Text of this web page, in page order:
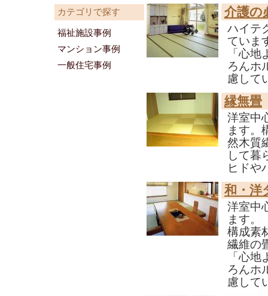
カテゴリで探す
福祉施設事例
マンション事例
一般住宅事例
介護の
ハイテ
ていま
「心
ろんホ
慮して
縁無畳
洋室中
ます。
然木質
して暮
ヒドや
和・洋
洋室中
ます。
構成素
繊維の
「心
ろんホ
慮して